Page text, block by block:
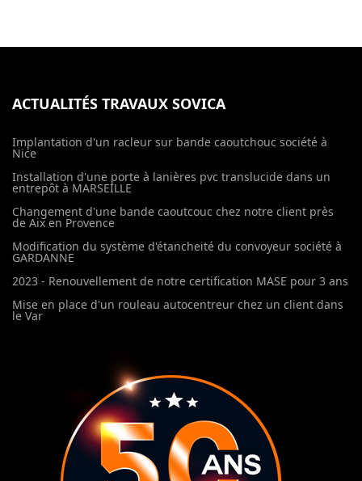
ACTUALITÉS TRAVAUX SOVICA
Implantation d'un racleur sur bande caoutchouc société à
Nice
Installation d'une porte à lanières pvc translucide dans un
entrepôt à MARSEILLE
Changement d'une bande caoutcouc chez notre client près
de Aix en Provence
Modification du système d'étancheité du convoyeur société à
GARDANNE
2023 - Renouvellement de notre certification MASE pour 3 ans
Mise en place d'un rouleau autocentreur chez un client dans
le Var